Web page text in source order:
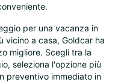
per una vacanza in
vicino a casa, Goldcar ha
migliore. Scegli tra la
seleziona l'opzione più
preventivo immediato in